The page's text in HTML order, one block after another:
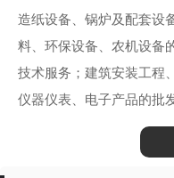
造纸设备、锅炉及配套设
料、环保设备、农机设备
技术服务；建筑安装工程
仪器仪表、电子产品的批